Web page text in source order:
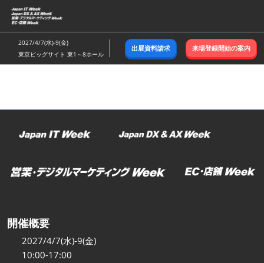
ス
キ
ッ
し
む
2027/4/7(水)-9(金)
東京ビッグサイト 東1～8ホール
出展資料請求 来場登録開始の案内
開催概要
2027/4/7(水)-9(金)
10:00-17:00